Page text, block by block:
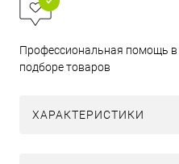
Профессиональная помощь в
подборе товаров
ХАРАКТЕРИСТИКИ